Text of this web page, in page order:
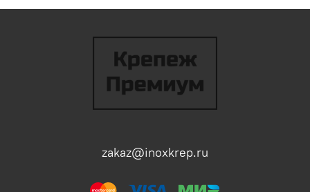
zakaz@inoxkrep.ru